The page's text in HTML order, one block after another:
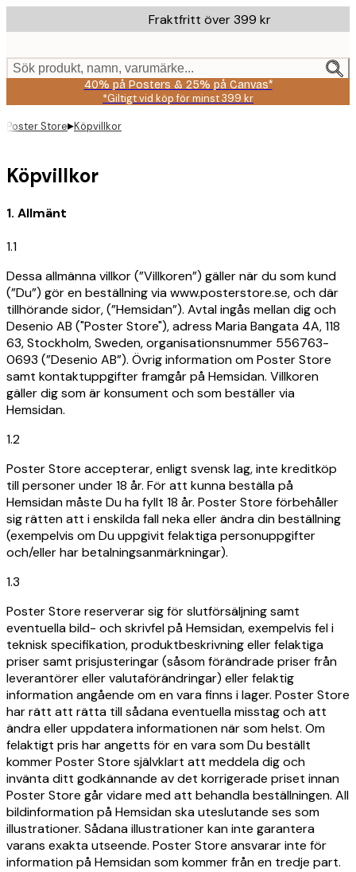
to
content.
Fraktfritt över 399 kr
Sök produkt, namn, varumärke...
40% på Posters & 25% på Canvas*
*Giltigt vid köp för minst 399 kr
Poster Store▸Köpvillkor
Köpvillkor
1. Allmänt
1.1
Dessa allmänna villkor (”Villkoren”) gäller när du som kund
(”Du”) gör en beställning via www.posterstore.se, och där
tillhörande sidor, (”Hemsidan”). Avtal ingås mellan dig och
Desenio AB ("Poster Store"), adress Maria Bangata 4A, 118
63, Stockholm, Sweden, organisationsnummer 556763-
0693 (”Desenio AB”). Övrig information om Poster Store
samt kontaktuppgifter framgår på Hemsidan. Villkoren
gäller dig som är konsument och som beställer via
Hemsidan.
1.2
Poster Store accepterar, enligt svensk lag, inte kreditköp
till personer under 18 år. För att kunna beställa på
Hemsidan måste Du ha fyllt 18 år. Poster Store förbehåller
sig rätten att i enskilda fall neka eller ändra din beställning
(exempelvis om Du uppgivit felaktiga personuppgifter
och/eller har betalningsanmärkningar).
1.3
Poster Store reserverar sig för slutförsäljning samt
eventuella bild- och skrivfel på Hemsidan, exempelvis fel i
teknisk specifikation, produktbeskrivning eller felaktiga
priser samt prisjusteringar (såsom förändrade priser från
leverantörer eller valutaförändringar) eller felaktig
information angående om en vara finns i lager. Poster Store
har rätt att rätta till sådana eventuella misstag och att
ändra eller uppdatera informationen när som helst. Om
felaktigt pris har angetts för en vara som Du beställt
kommer Poster Store självklart att meddela dig och
invänta ditt godkännande av det korrigerade priset innan
Poster Store går vidare med att behandla beställningen. All
bildinformation på Hemsidan ska uteslutande ses som
illustrationer. Sådana illustrationer kan inte garantera
varans exakta utseende. Poster Store ansvarar inte för
information på Hemsidan som kommer från en tredje part.